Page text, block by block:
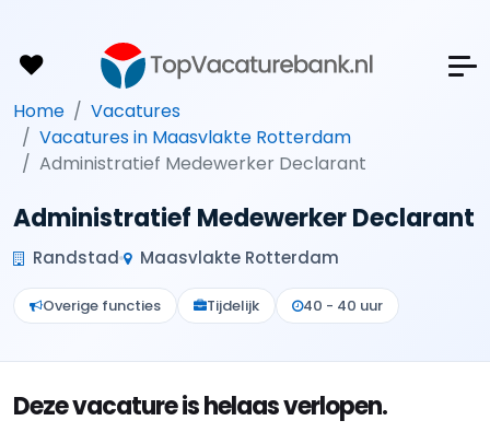
Home
Vacatures
Vacatures in Maasvlakte Rotterdam
Administratief Medewerker Declarant
Administratief Medewerker Declarant
Randstad Maasvlakte Rotterdam
Overige functies Tijdelijk 40 - 40 uur
Deze vacature is helaas verlopen.